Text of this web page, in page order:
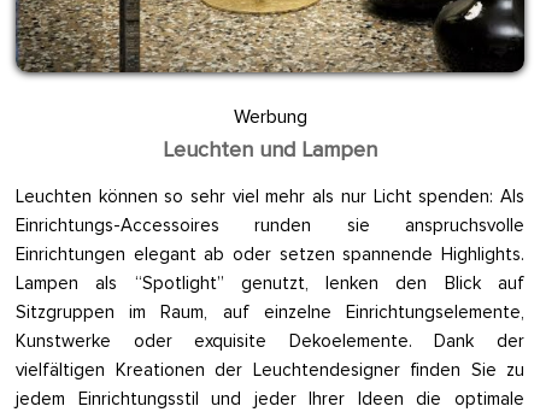
Werbung
Leuchten und Lampen
Leuchten können so sehr viel mehr als nur Licht spenden: Als
Einrichtungs-Accessoires runden sie anspruchsvolle
Einrichtungen elegant ab oder setzen spannende Highlights.
Lampen als “Spotlight” genutzt, lenken den Blick auf
Sitzgruppen im Raum, auf einzelne Einrichtungselemente,
Kunstwerke oder exquisite Dekoelemente. Dank der
vielfältigen Kreationen der Leuchtendesigner finden Sie zu
jedem Einrichtungsstil und jeder Ihrer Ideen die optimale